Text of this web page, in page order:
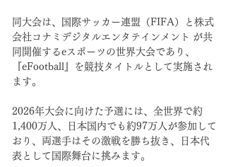
同大会は、国際サッカー連盟（FIFA）と株式
会社コナミデジタルエンタテインメント が共
同開催するeスポーツの世界大会であり、
『eFootball』を競技タイトルとして実施され
ます。
2026年大会に向けた予選には、全世界で約
1,400万人、日本国内でも約97万人が参加して
おり、両選手はその激戦を勝ち抜き、日本代
表として国際舞台に挑みます。